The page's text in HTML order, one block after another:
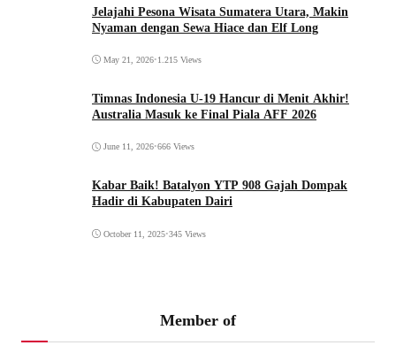
Jelajahi Pesona Wisata Sumatera Utara, Makin
Nyaman dengan Sewa Hiace dan Elf Long
May 21, 2026•1.215 Views
Timnas Indonesia U-19 Hancur di Menit Akhir!
Australia Masuk ke Final Piala AFF 2026
June 11, 2026•666 Views
Kabar Baik! Batalyon YTP 908 Gajah Dompak
Hadir di Kabupaten Dairi
October 11, 2025•345 Views
Member of